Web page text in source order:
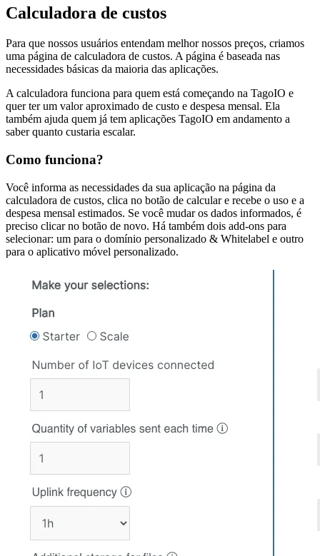
Calculadora de custos
Para que nossos usuários entendam melhor nossos preços, criamos
uma página de calculadora de custos. A página é baseada nas
necessidades básicas da maioria das aplicações.
A calculadora funciona para quem está começando na TagoIO e
quer ter um valor aproximado de custo e despesa mensal. Ela
também ajuda quem já tem aplicações TagoIO em andamento a
saber quanto custaria escalar.
Como funciona?
Você informa as necessidades da sua aplicação na página da
calculadora de custos, clica no botão de calcular e recebe o uso e a
despesa mensal estimados. Se você mudar os dados informados, é
preciso clicar no botão de novo. Há também dois add-ons para
selecionar: um para o domínio personalizado & Whitelabel e outro
para o aplicativo móvel personalizado.